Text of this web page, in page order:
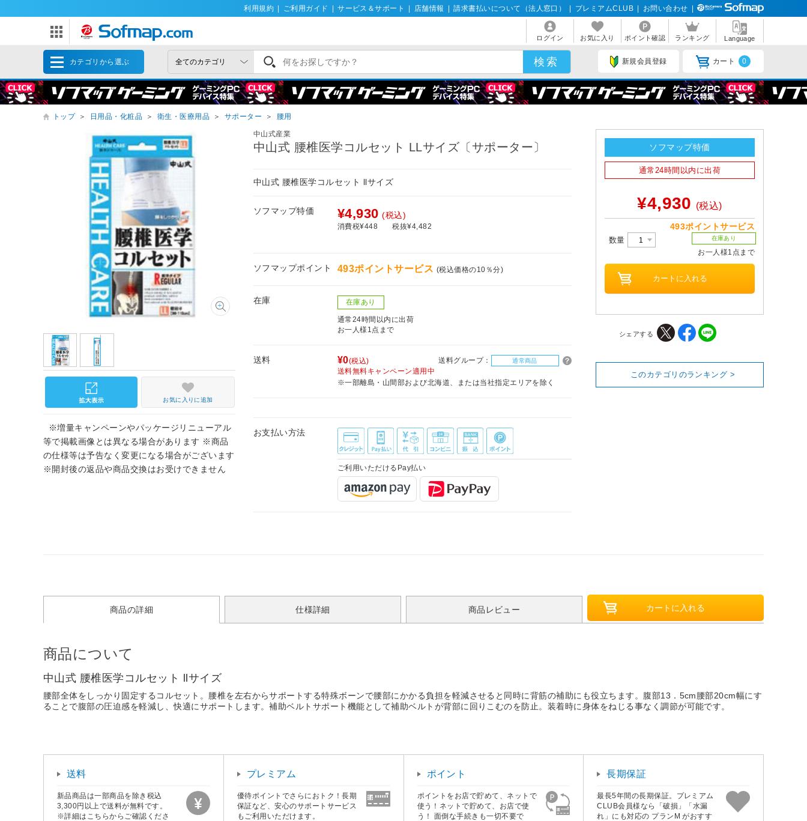
利用規約 ご利用ガイド サービス＆サポート 店舗情報 請求書払いについて（法人窓口） プレミアムCLUB お問い合わせ
ログイン お気に入り ポイント確認 ランキング Language
カテゴリから選ぶ 新規会員登録 カート 0
トップ ＞ 日用品・化粧品 ＞ 衛生・医療用品 ＞ サポーター ＞ 腰用
中山式産業
中山式 腰椎医学コルセット LLサイズ〔サポーター〕
中山式 腰椎医学コルセット llサイズ
ソフマップ特価 ¥4,930 (税込)
消費税¥448 税抜¥4,482
ソフマップポイント 493ポイントサービス (税込価格の10％分)
在庫 在庫あり
通常24時間以内に出荷
お一人様1点まで
送料 ¥0(税込) 送料グループ： 通常商品
送料無料キャンペーン適用中
※一部離島・山間部および北海道、または当社指定エリアを除く
お支払い方法
ご利用いただけるPay払い
お気に入りに追加
※増量キャンペーンやパッケージリニューアル
等で掲載画像とは異なる場合があります ※商品
の仕様等は予告なく変更になる場合がございます
※開封後の返品や商品交換はお受けできません
ソフマップ特価
通常24時間以内に出荷
¥4,930 (税込)
493ポイントサービス
数量 在庫あり
お一人様1点まで
シェアする
このカテゴリのランキング >
商品の詳細 仕様詳細 商品レビュー
商品について
中山式 腰椎医学コルセット llサイズ
腰部全体をしっかり固定するコルセット。腰椎を左右からサポートする特殊ボーンで腰部にかかる負担を軽減させると同時に背筋の補助にも役立ちます。腹部13．5cm腰部20cm幅にす
ることで腹部の圧迫感を軽減し、快適にサポートします。補助ベルトサポート機能として補助ベルトが背部に回りこむのを防止。装着時に身体をねじる事なく調節が可能です。
送料
新品商品は一部商品を除き税込
3,300円以上で送料が無料です。
※詳細はこちらからご確認くださ
プレミアム
優待ポイントでさらにおトク！長期
保証など、安心のサポートサービス
もご利用いただけます。
ポイント
ポイントをお店で貯めて、ネットで
使う！ネットで貯めて、お店で使
う！ 面倒な手続きも一切不要で
長期保証
最長5年間の長期保証。プレミアム
CLUB会員様なら「破損」「水漏
れ」にも対応の プランM がおすす